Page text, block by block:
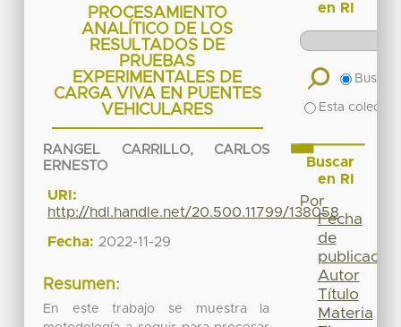
PROCESAMIENTO
ANALÍTICO DE LOS
RESULTADOS DE
PRUEBAS
EXPERIMENTALES DE
CARGA VIVA EN PUENTES
VEHICULARES
RANGEL CARRILLO, CARLOS
ERNESTO
URI:
http://hdl.handle.net/20.500.11799/138058
Fecha: 2022-11-29
Resumen:
En este trabajo se muestra la
en RI
Buscar
Esta
Buscar
en RI
Por
Fecha
de
publicación
Autor
Título
Materia